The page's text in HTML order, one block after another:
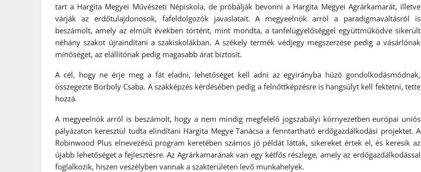
tart a Hargita Megyei Művészeti Népiskola, de próbálják bevonni a Hargita Megyei Agrárkamarát, illetve
várják az erdőtulajdonosok, fafeldolgozók javaslatait. A megyeelnök arról a paradigmaváltásról is
beszámolt, amely az elmúlt években történt, mint mondta, a tanfelügyelőséggel együttműködve sikerült
néhány szakot újraindítani a szakiskolákban. A székely termék védjegy megszerzése pedig a vásárlónak
minőséget, az elállítónak pedig magasabb árat biztosít.
A cél, hogy ne érje meg a fát eladni, lehetőséget kell adni az egyirányba húzó gondolkodásmódnak,
összegezte Borboly Csaba. A szakképzés kérdésében pedig a felnőttképzésre is hangsúlyt kell fektetni, tette
hozzá.
A megyeelnök arról is beszámolt, hogy a nem mindig megfelelő jogszabályi környezetben európai uniós
pályázaton keresztül tudta elindítani Hargita Megye Tanácsa a fenntartható erdőgazdálkodási projektet. A
Robinwood Plus elnevezésű program keretében számos jó példát láttak, sikereket értek el, és keresik az
újabb lehetőséget a fejlesztésre. Az Agrárkamarának van egy kétfős részlege, amely az erdőgazdálkodással
foglalkozik, hiszen veszélyben vannak a szakterületen levő munkahelyek.